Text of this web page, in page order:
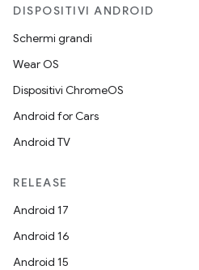
DISPOSITIVI ANDROID
Schermi grandi
Wear OS
Dispositivi ChromeOS
Android for Cars
Android TV
RELEASE
Android 17
Android 16
Android 15